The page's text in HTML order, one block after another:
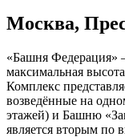
Москва,
«Башня Федерация»
максимальная
Комплекс
возведённые на
этажей) и Башню
является вторым по